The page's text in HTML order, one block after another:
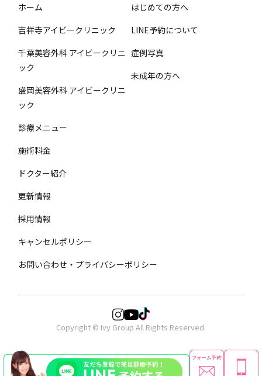
ホーム
吉祥寺アイビークリニック
千葉美容外科 アイビークリニ
ック
盛岡美容外科 アイビークリニ
ック
診療メニュー
施術料金
ドクター紹介
はじめての方へ
LINE予約について
症例写真
未成年の方へ
更新情報
採用情報
キャンセルポリシー
お問い合わせ・プライバシーポリシー
Copyright © Ivy Group All Rights Reserved.